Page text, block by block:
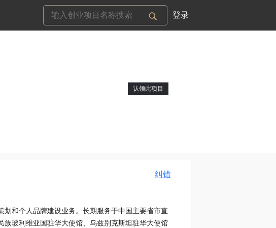
登录
认领此项目
纠错
和个人品牌建设业务。长期服务于中国主要省市直
玻利维亚国驻华大使馆、乌兹别克斯坦驻华大使馆